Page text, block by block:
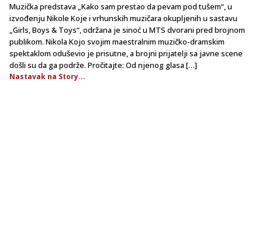
Muzička predstava „Kako sam prestao da pevam pod tušem“, u
izvođenju Nikole Koje i vrhunskih muzičara okupljenih u sastavu
„Girls, Boys & Toys“, održana je sinoć u MTS dvorani pred brojnom
publikom. Nikola Kojo svojim maestralnim muzičko-dramskim
spektaklom oduševio je prisutne, a brojni prijatelji sa javne scene
došli su da ga podrže. Pročitajte: Od njenog glasa […]
Nastavak na Story...